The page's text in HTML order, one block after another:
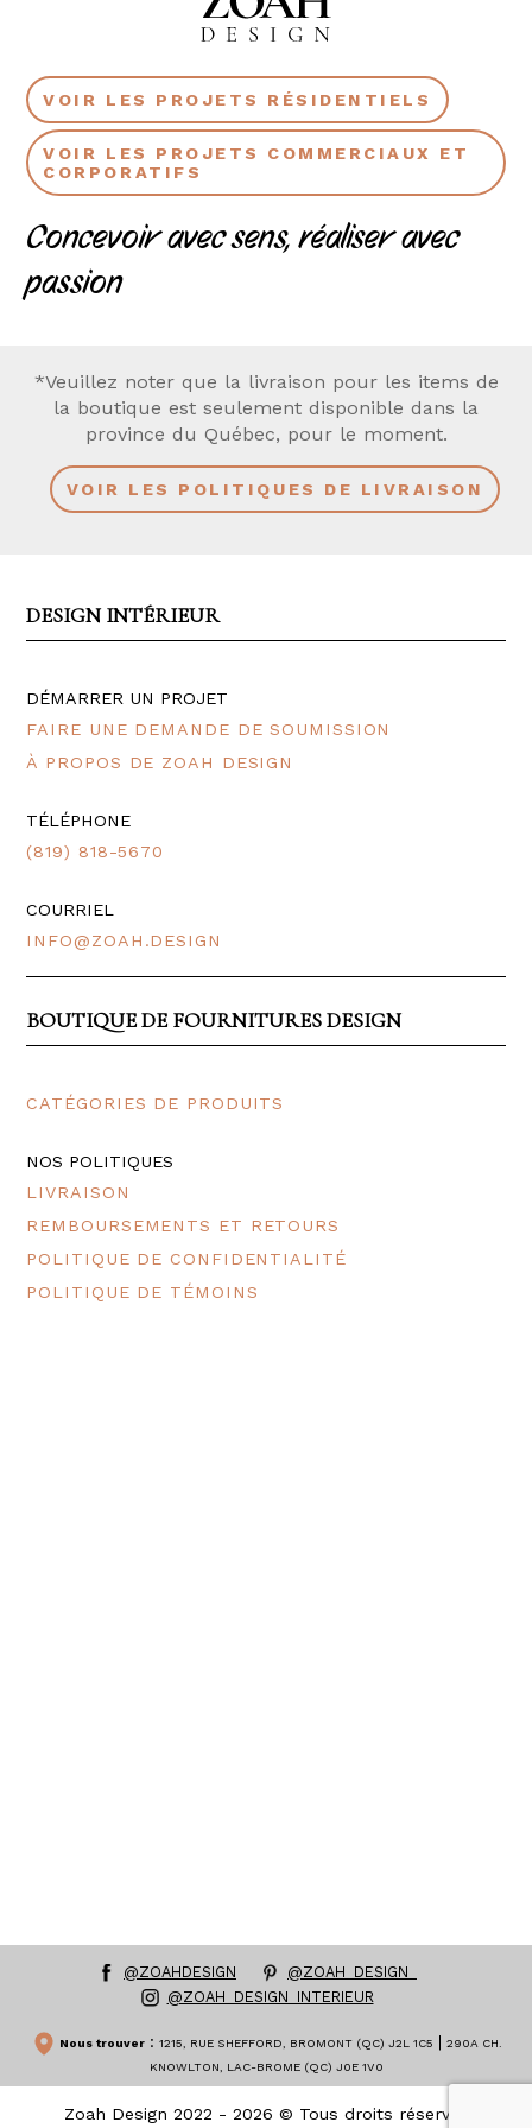
VOIR LES PROJETS RÉSIDENTIELS
VOIR LES PROJETS COMMERCIAUX ET
CORPORATIFS
Concevoir avec sens, réaliser avec
passion
*Veuillez noter que la livraison pour les items de
la boutique est seulement disponible dans la
province du Québec, pour le moment.
VOIR LES POLITIQUES DE LIVRAISON
DESIGN INTÉRIEUR
DÉMARRER UN PROJET
FAIRE UNE DEMANDE DE SOUMISSION
À PROPOS DE ZOAH DESIGN
TÉLÉPHONE
(819) 818-5670
COURRIEL
INFO@ZOAH.DESIGN
BOUTIQUE DE FOURNITURES DESIGN
CATÉGORIES DE PRODUITS
NOS POLITIQUES
LIVRAISON
REMBOURSEMENTS ET RETOURS
POLITIQUE DE CONFIDENTIALITÉ
POLITIQUE DE TÉMOINS
@ZOAHDESIGN
@ZOAH_DESIGN_
@ZOAH_DESIGN_INTERIEUR
Nous trouver: 1215, RUE SHEFFORD, BROMONT (QC) J2L 1C5
290A CH.
KNOWLTON, LAC-BROME (QC) J0E 1V0
Zoah Design 2022 - 2026 © Tous droits réservés